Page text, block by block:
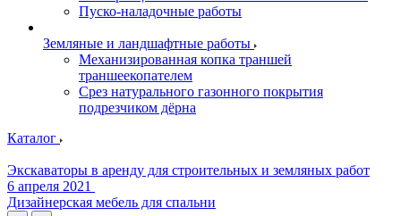
Пуско-наладочные работы
Земляные и ландшафтные работы
Механизированная копка траншей
траншеекопателем
Срез натурального газонного покрытия
подрезчиком дёрна
Каталог
Экскаваторы в аренду для строительных и земляных работ
6 апреля 2021
Дизайнерская мебель для спальни